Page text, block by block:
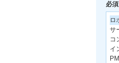
必
ロ
サ
コ
イ